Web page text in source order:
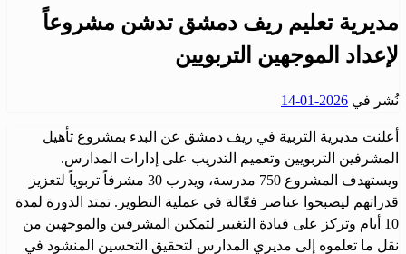
مديرية تعليم ريف دمشق تدشن مشروعاً
لإعداد الموجهين التربويين
نُشر في 2026-01-14
أعلنت مديرية التربية في ريف دمشق عن البدء بمشروع تأهيل
المشرفين التربويين وتعميم التدريب على إدارات المدارس.
ويستهدف المشروع 750 مدرسة، ويدرب 30 مشرفاً تربوياً لتعزيز
قدراتهم ليصبحوا عناصر فعّالة في عملية التطوير. تمتد الدورة لمدة
10 أيام وتركز على قيادة التغيير لتمكين المشرفين والموجهين من
نقل ما تعلموه إلى مديري المدارس لتحقيق التحسين المنشود في